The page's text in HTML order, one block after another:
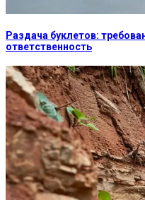
Раздача буклетов:
ответственность